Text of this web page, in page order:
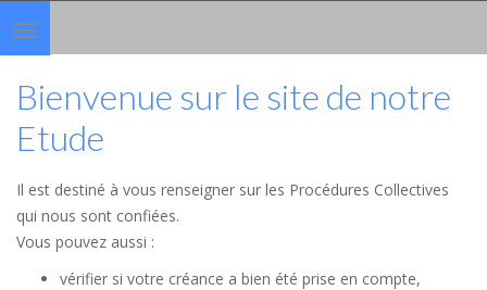
Toggle
navigation
Bienvenue sur le site de notre
Etude
Il est destiné à vous renseigner sur les Procédures Collectives
qui nous sont confiées.
Vous pouvez aussi :
vérifier si votre créance a bien été prise en compte,